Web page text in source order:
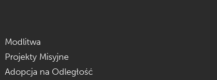
Modlitwa
Projekty Misyjne
Adopcja na Odległość